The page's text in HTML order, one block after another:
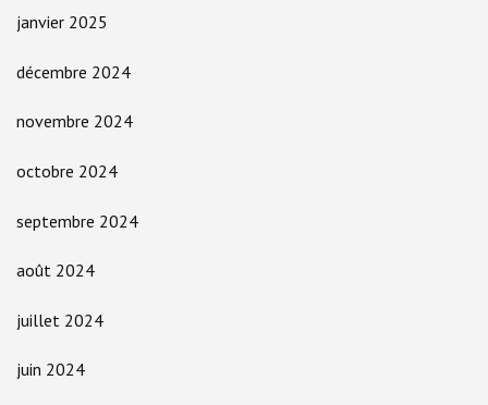
janvier 2025
décembre 2024
novembre 2024
octobre 2024
septembre 2024
août 2024
juillet 2024
juin 2024